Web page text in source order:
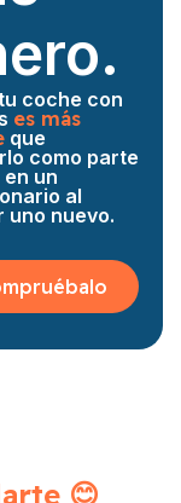
coche con
es más
que
como parte
un
al
uno nuevo.
😊